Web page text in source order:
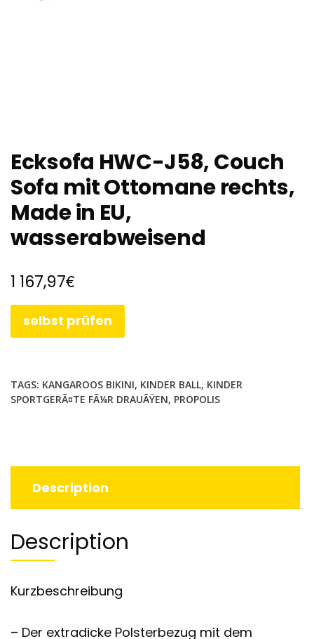
Ecksofa HWC-J58, Couch
Sofa mit Ottomane rechts,
Made in EU,
wasserabweisend
1 167,97€
selbst prüfen
TAGS: KANGAROOS BIKINI, KINDER BALL, KINDER
SPORTGERÃ¤TE FÃ¼R DRAUÃŸEN, PROPOLIS
Description
Description
Kurzbeschreibung
– Der extradicke Polsterbezug mit dem